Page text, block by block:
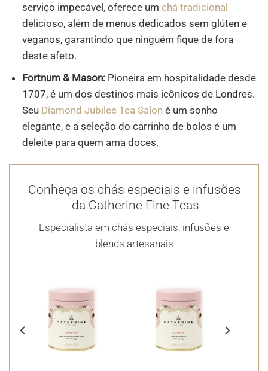
serviço impecável, oferece umchá tradicional
delicioso, além de menus dedicados sem glúten e
veganos, garantindo que ninguém fique de fora
deste afeto.
Fortnum & Mason: Pioneira em hospitalidade desde
1707, é um dos destinos mais icônicos de Londres.
Seu Diamond Jubilee Tea Salon é um sonho
elegante, e a seleção do carrinho de bolos é um
deleite para quem ama doces.
Conheça os chás especiais e infusões
da Catherine Fine Teas
Especialista em chás especiais, infusões e
blends artesanais